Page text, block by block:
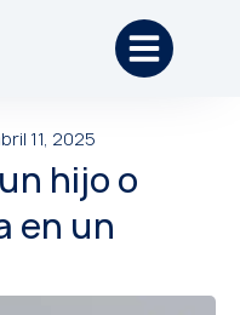
11, 2025
hijo o
en un